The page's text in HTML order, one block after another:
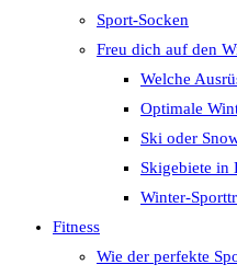
Sport-Socken
Freu dich auf den
Welche
Optimale
Ski oder
Skigebiete in
Winter-
Fitness
Wie der perfekte